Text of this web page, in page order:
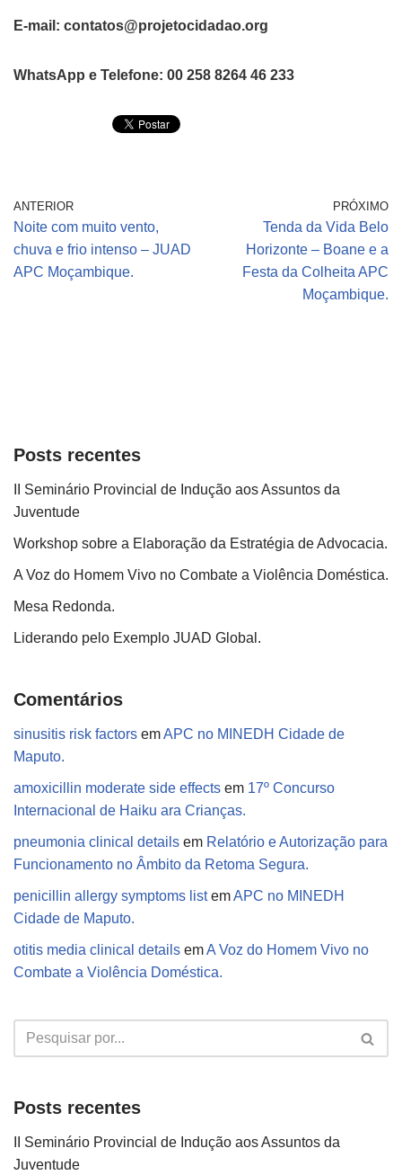
E-mail: contatos@projetocidadao.org
WhatsApp e Telefone: 00 258 8264 46 233
ANTERIOR
Noite com muito vento,
chuva e frio intenso – JUAD
APC Moçambique.
PRÓXIMO
Tenda da Vida Belo
Horizonte – Boane e a
Festa da Colheita APC
Moçambique.
Posts recentes
II Seminário Provincial de Indução aos Assuntos da
Juventude
Workshop sobre a Elaboração da Estratégia de Advocacia.
A Voz do Homem Vivo no Combate a Violência Doméstica.
Mesa Redonda.
Liderando pelo Exemplo JUAD Global.
Comentários
sinusitis risk factors emAPC no MINEDH Cidade de
Maputo.
amoxicillin moderate side effects em 17º Concurso
Internacional de Haiku ara Crianças.
pneumonia clinical details em Relatório e Autorização para
Funcionamento no Âmbito da Retoma Segura.
penicillin allergy symptoms listemAPC no MINEDH
Cidade de Maputo.
otitis media clinical details emA Voz do Homem Vivo no
Combate a Violência Doméstica.
Posts recentes
II Seminário Provincial de Indução aos Assuntos da
Juventude